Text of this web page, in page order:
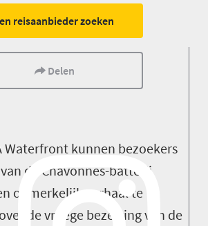
reisaanbieder zoeken
Delen
Waterfront kunnen bezoekers
de Chavonnes-batterij
opmerkelijk verhaal te
de vroege bezetting van de